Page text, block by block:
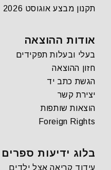
תקנון מבצע אוגוסט 2026
אודות ההוצאה
בעלי ובעלות תפקידים
חזון ההוצאה
הגשת כתב יד
יצירת קשר
הוצאות שותפות
Foreign Rights
בלוג ידיעות ספרים
עידוד קריאה אצל ילדים